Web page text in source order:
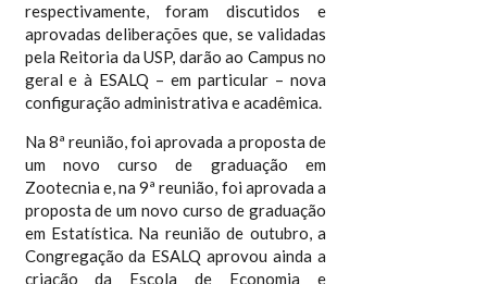
respectivamente, foram discutidos e
aprovadas deliberações que, se validadas
pela Reitoria da USP, darão ao Campus no
geral e à ESALQ – em particular – nova
configuração administrativa e acadêmica.
Na 8ª reunião, foi aprovada a proposta de
um novo curso de graduação em
Zootecnia e, na 9ª reunião, foi aprovada a
proposta de um novo curso de graduação
em Estatística. Na reunião de outubro, a
Congregação da ESALQ aprovou ainda a
criação da Escola de Economia e